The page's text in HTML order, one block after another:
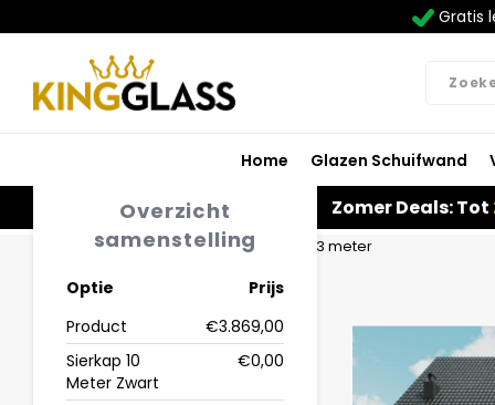
Gratis
Home Glazen Schuifwand
Zomer Deals: Tot
Veranda | Glas | Zwart | 10.06 x 3 meter
Overzicht
samenstelling
Optie
Prijs
Product
€3.869,00
Sierkap 10
Meter Zwart
€0,00